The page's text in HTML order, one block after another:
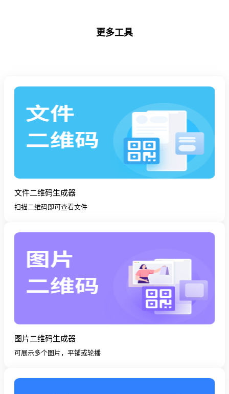
更多工具
文件二维码生成器
扫描二维码即可查看文件
图片二维码生成器
可展示多个图片，平铺或轮播